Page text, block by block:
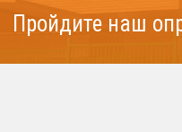
Пройдите наш